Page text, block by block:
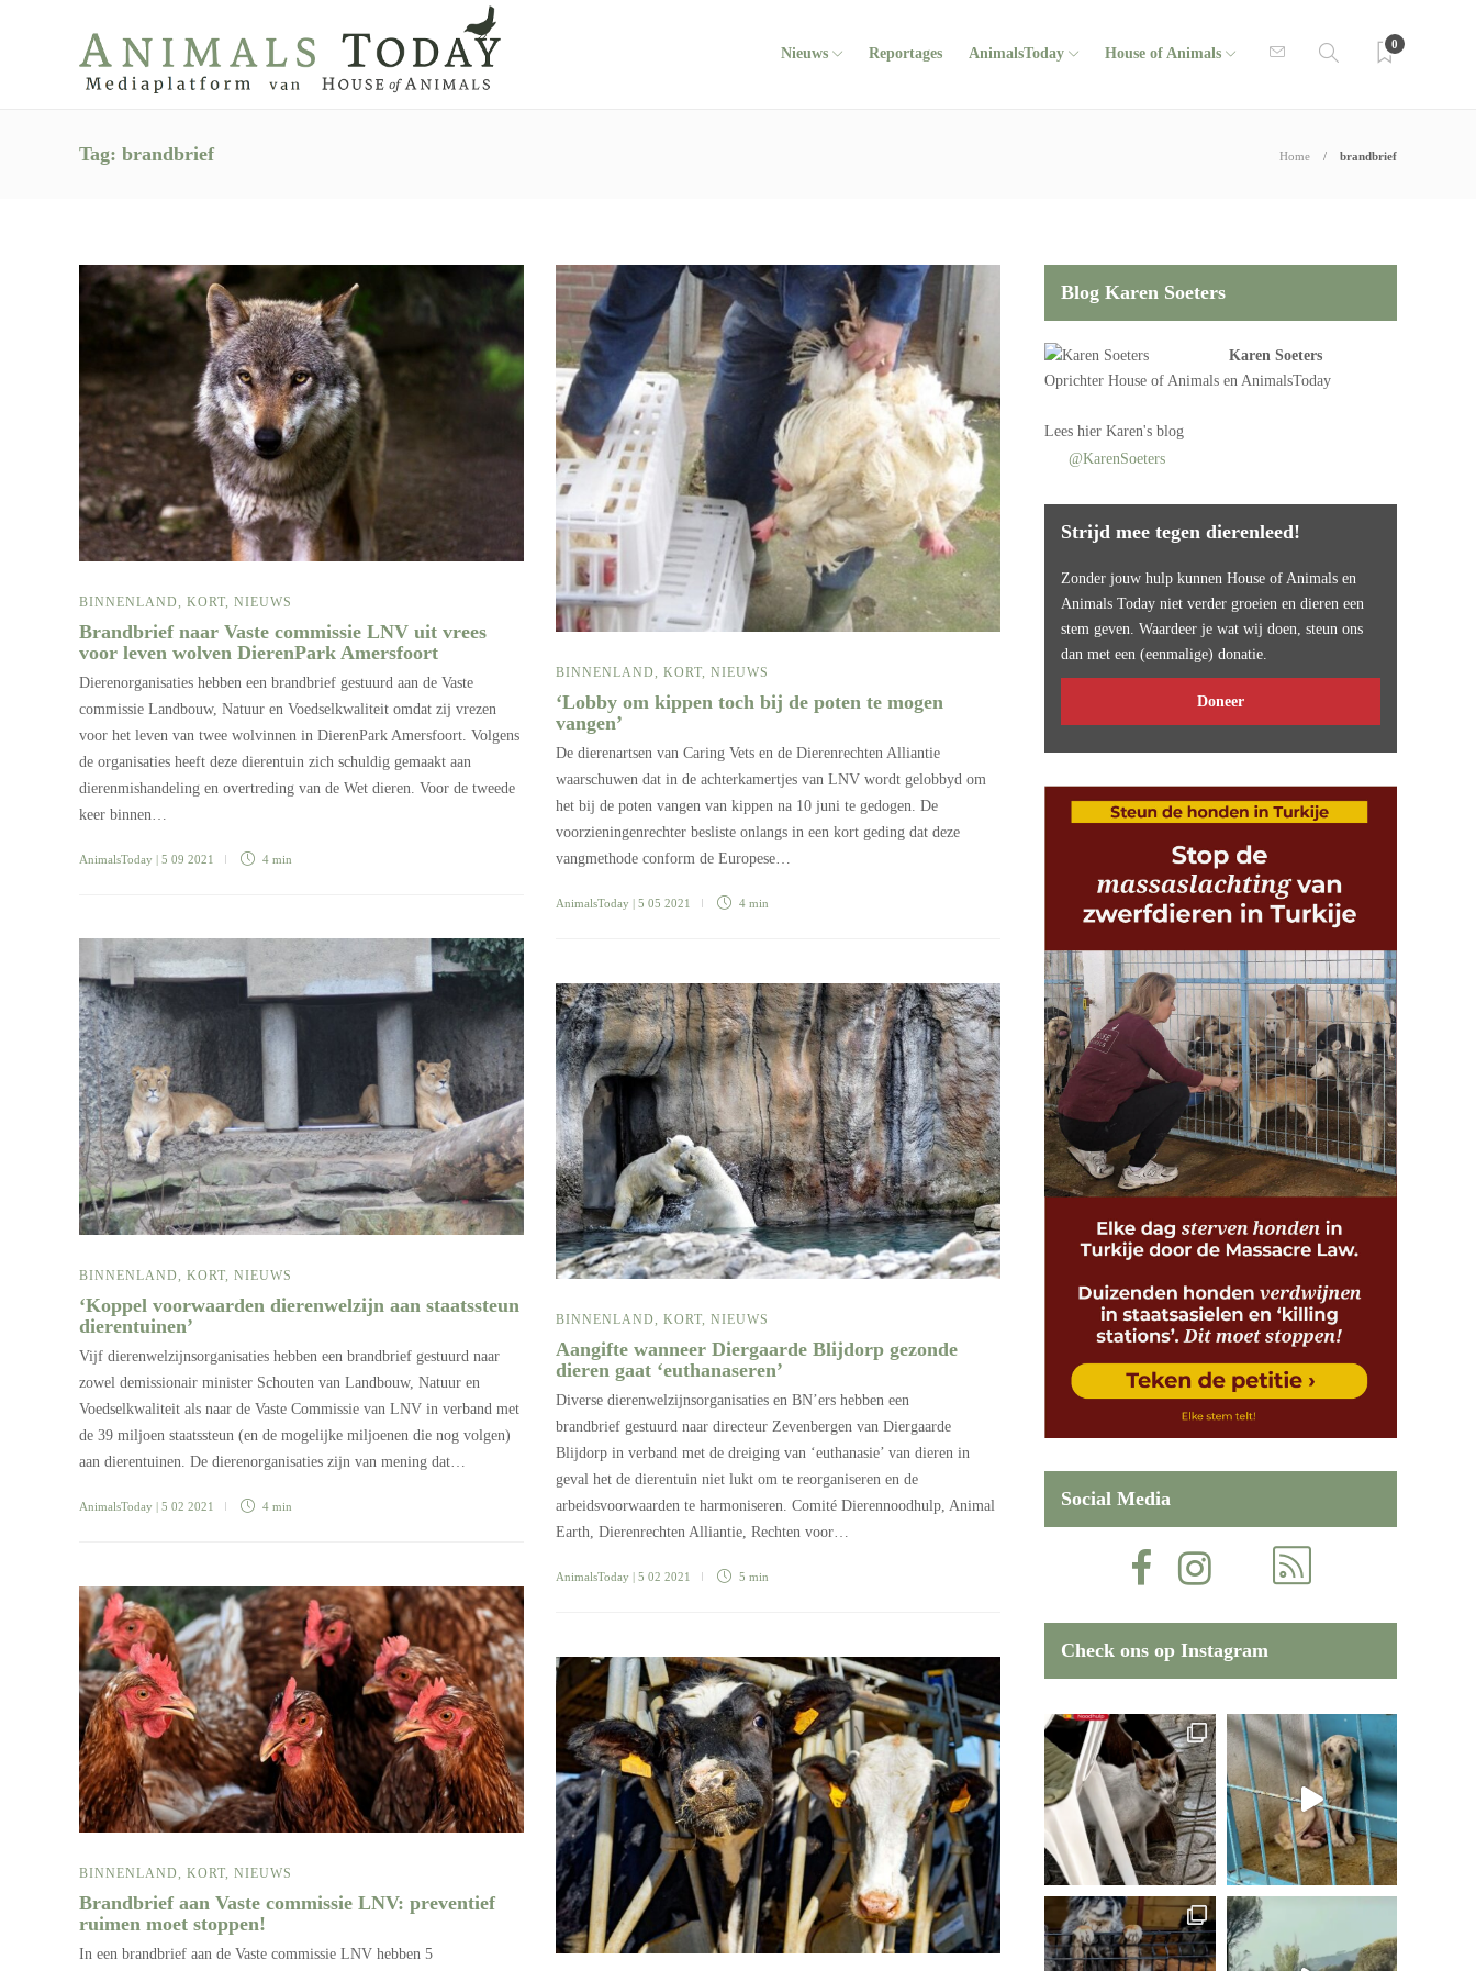
Nieuws Reportages AnimalsToday House of Animals
0
Tag: brandbrief Home brandbrief
BINNENLAND KORT NIEUWS
Brandbrief naar Vaste commissie LNV uit vrees
voor leven wolven DierenPark Amersfoort
Dierenorganisaties hebben een brandbrief gestuurd aan de Vaste
commissie Landbouw, Natuur en Voedselkwaliteit omdat zij vrezen
voor het leven van twee wolvinnen in DierenPark Amersfoort. Volgens
de organisaties heeft deze dierentuin zich schuldig gemaakt aan
dierenmishandeling en overtreding van de Wet dieren. Voor de tweede
keer binnen…
AnimalsToday | 5 09 2021 4 min
BINNENLAND, KORT, NIEUWS
‘Lobby om kippen toch bij de poten te mogen
vangen’
De dierenartsen van Caring Vets en de Dierenrechten Alliantie
waarschuwen dat in de achterkamertjes van LNV wordt gelobbyd om
het bij de poten vangen van kippen na 10 juni te gedogen. De
voorzieningenrechter besliste onlangs in een kort geding dat deze
vangmethode conform de Europese…
AnimalsToday | 5 05 2021 4 min
BINNENLAND KORT NIEUWS
‘Koppel voorwaarden dierenwelzijn aan staatssteun
dierentuinen’
Vijf dierenwelzijnsorganisaties hebben een brandbrief gestuurd naar
zowel demissionair minister Schouten van Landbouw, Natuur en
Voedselkwaliteit als naar de Vaste Commissie van LNV in verband met
de 39 miljoen staatssteun (en de mogelijke miljoenen die nog volgen)
aan dierentuinen. De dierenorganisaties zijn van mening dat…
AnimalsToday | 5 02 2021 4 min
BINNENLAND, KORT, NIEUWS
Aangifte wanneer Diergaarde Blijdorp gezonde
dieren gaat ‘euthanaseren’
Diverse dierenwelzijnsorganisaties en BN’ers hebben een
brandbrief gestuurd naar directeur Zevenbergen van Diergaarde
Blijdorp in verband met de dreiging van ‘euthanasie’ van dieren in
geval het de dierentuin niet lukt om te reorganiseren en de
arbeidsvoorwaarden te harmoniseren. Comité Dierennoodhulp, Animal
Earth, Dierenrechten Alliantie, Rechten voor…
AnimalsToday | 5 02 2021 5 min
BINNENLAND, KORT, NIEUWS
Brandbrief aan Vaste commissie LNV: preventief
ruimen moet stoppen!
In een brandbrief aan de Vaste commissie LNV hebben 5
Blog Karen Soeters
Karen Soeters
OprichterHouse of Animals en AnimalsToday
Leeshier Karen's blog
@KarenSoeters
Strijd mee tegen dierenleed!
Zonder jouw hulp kunnen House of Animals en
Animals Today niet verder groeien en dieren een
stem geven. Waardeer je wat wij doen, steun ons
dan met een (eenmalige) donatie.
Doneer
Social Media
Check ons op Instagram